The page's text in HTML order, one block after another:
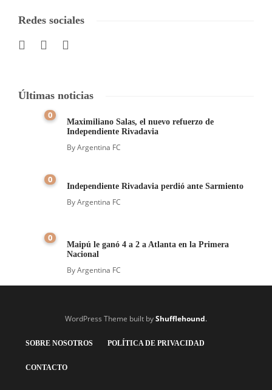
Redes sociales
Últimas noticias
0
Maximiliano Salas, el nuevo refuerzo de
Independiente Rivadavia
ByArgentina FC
0
Independiente Rivadavia perdió ante Sarmiento
ByArgentina FC
0
Maipú le ganó 4 a 2 a Atlanta en la Primera
Nacional
ByArgentina FC
WordPress Theme built byShufflehound.
SOBRE NOSOTROS POLÍTICA DE PRIVACIDAD
CONTACTO